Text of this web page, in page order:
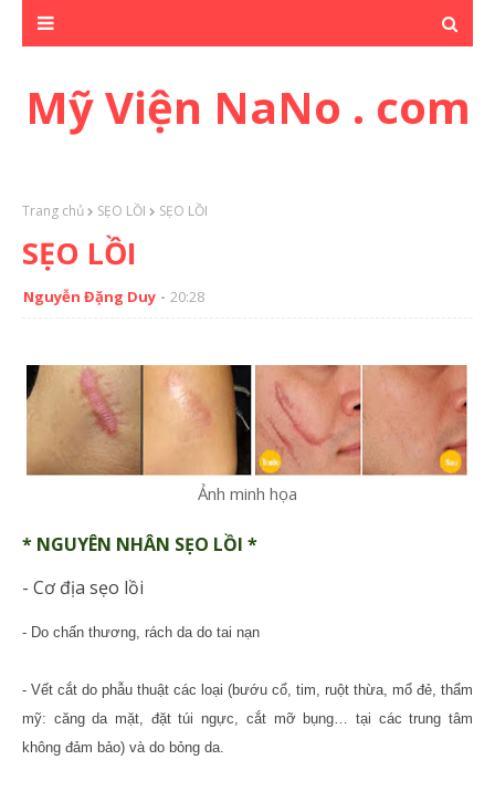
Mỹ Viện NaNo . com
Trang chủ SẸO LỒI SẸO LỒI
SẸO LỒI
Nguyễn Đặng Duy 20:28
Ảnh minh họa
* NGUYÊN NHÂN SẸO LỒI *
- Cơ địa sẹo lồi
- Do chấn thương, rách da do tai nạn
- Vết cắt do phẫu thuật các loại (bướu cổ, tim, ruột thừa, mổ đẻ, thẩm
mỹ: căng da mặt, đặt túi ngực, cắt mỡ bụng… tại các trung tâm
không đảm bảo) và do bỏng da.